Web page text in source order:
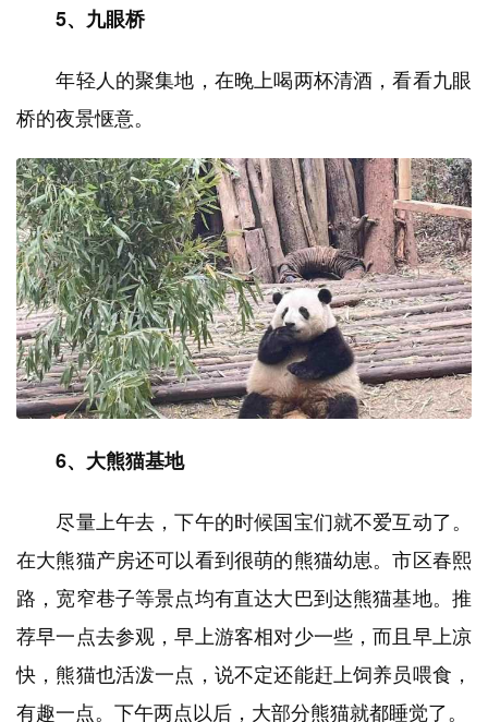
5、九眼桥
年轻人的聚集地，在晚上喝两杯清酒，看看九眼
桥的夜景惬意。
6、大熊猫基地
尽量上午去，下午的时候国宝们就不爱互动了。
在大熊猫产房还可以看到很萌的熊猫幼崽。市区春熙
路，宽窄巷子等景点均有直达大巴到达熊猫基地。推
荐早一点去参观，早上游客相对少一些，而且早上凉
快，熊猫也活泼一点，说不定还能赶上饲养员喂食，
有趣一点。下午两点以后，大部分熊猫就都睡觉了。